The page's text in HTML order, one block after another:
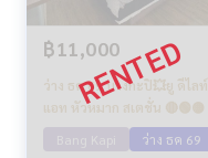
฿11,000
ว่าง ธค 69 บางกะปิ💥ยู ดีไลท์
แอท หัวหมาก สเตชั่น 🔴🟢🟡
ว่าง ธค 69